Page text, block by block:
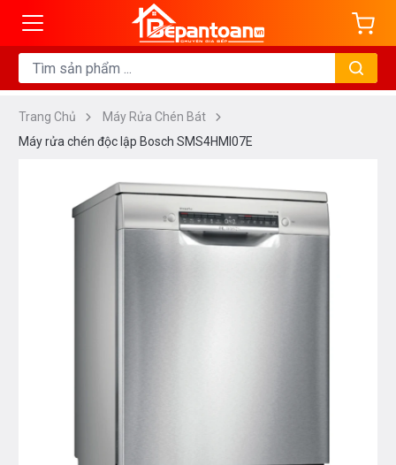
Trang Chủ
Máy Rửa Chén Bát
Máy rửa chén độc lập Bosch SMS4HMI07E